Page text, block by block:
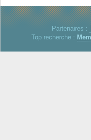
Partenaires :
Top recherche :